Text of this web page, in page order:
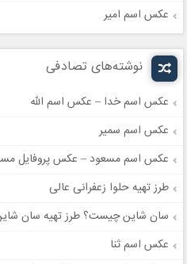
عکس اسم امیر
نوشته‌های تصادفی
عکس اسم خدا – عکس اسم الله
عکس اسم سمیر
عکس اسم مسعود – عکس پروفایل
طرز تهیه حلوا زعفرانی عالی
سان شاین چیست؟ طرز تهیه سان
عکس اسم ثنا